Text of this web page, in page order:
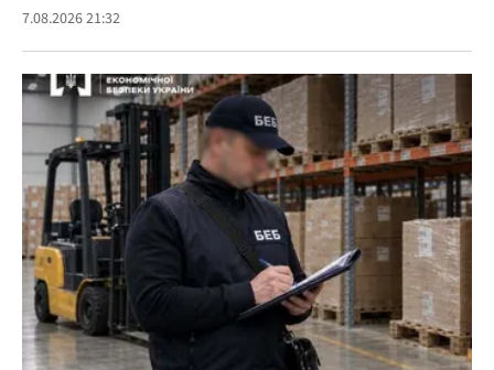
7.08.2026 21:32